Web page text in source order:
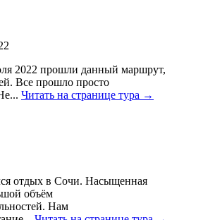
2022 прошли данный маршрут,
Все прошло просто
Читать на странице тура →
отдых в Сочи. Насыщенная
объём
Нам